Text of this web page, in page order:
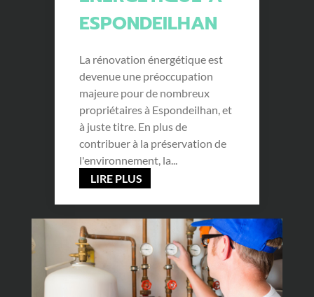
ESPONDEILHAN
La rénovation énergétique est
devenue une préoccupation
majeure pour de nombreux
propriétaires à Espondeilhan, et
à juste titre. En plus de
contribuer à la préservation de
l'environnement, la...
LIRE PLUS